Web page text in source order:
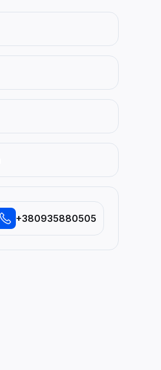
+380935880505